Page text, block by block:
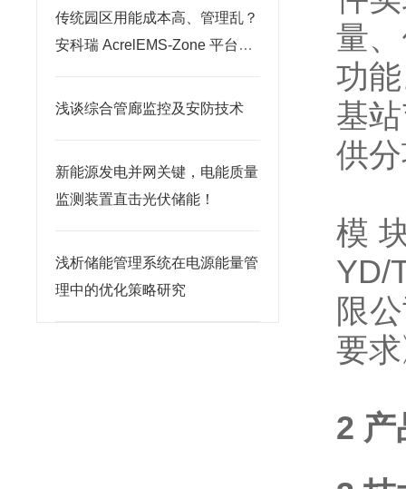
传统园区用能成本高、管理乱？
安科瑞 AcrelEMS-Zone 平台开
浅谈综合管廊监控及安防技术
新能源发电并网关键，电能质量
监测装置直击光伏储能！
浅析储能管理系统在电源能量管
理中的优化策略研究
量
功
基
供
模
YD/
限
要
2 产